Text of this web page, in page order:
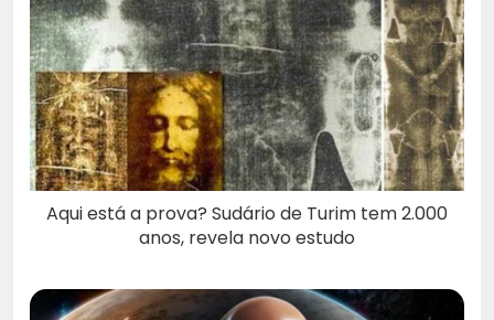
Aqui está a prova? Sudário de Turim tem 2.000
anos, revela novo estudo